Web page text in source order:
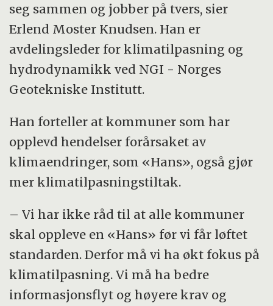
seg sammen og jobber på tvers, sier
Erlend Moster Knudsen. Han er
avdelingsleder for klimatilpasning og
hydrodynamikk ved NGI - Norges
Geotekniske Institutt.
Han forteller at kommuner som har
opplevd hendelser forårsaket av
klimaendringer, som «Hans», også gjør
mer klimatilpasningstiltak.
– Vi har ikke råd til at alle kommuner
skal oppleve en «Hans» før vi får løftet
standarden. Derfor må vi ha økt fokus på
klimatilpasning. Vi må ha bedre
informasjonsflyt og høyere krav og